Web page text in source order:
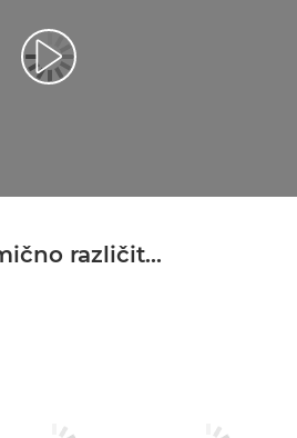
različit...